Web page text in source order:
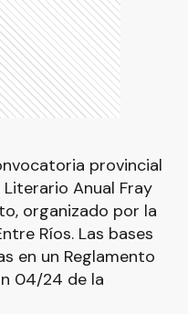
provincial
Anual Fray
organizado por la
Ríos. Las bases
en un Reglamento
04/24 de la